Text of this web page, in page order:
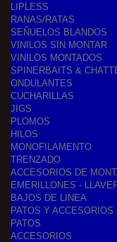
LIPLESS
RANAS/RATAS
SEÑUELOS BLANDOS
VINILOS SIN MONTAR
VINILOS MONTADOS
SPINERBAITS &
ONDULANTES
CUCHARILLAS
JIGS
PLOMOS
HILOS
MONOFILAMENTO
TRENZADO
ACCESORIOS DE
EMERILLONES -
BAJOS DE LINEA
PATOS Y ACCESORIOS
PATOS
ACCESORIOS